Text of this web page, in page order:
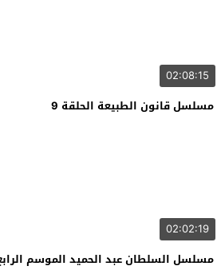
02:08:15
مسلسل قانون الطبيعة الحلقة 9
02:02:19
مسلسل السلطان عبد الحميد الموسم الرابع